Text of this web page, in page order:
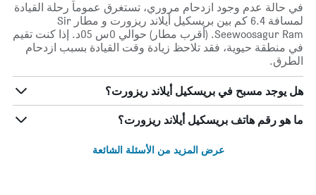
في حالة عدم وجود ازدحام مروري، تستغرق عموماً رحلة القيادة
لمسافة 6.4 كم بين بريسكيل أيلاند ريزورت و مطار Sir
Seewoosagur Ram. (أقرب مطار) حوالي 0س 05د. إذا كنت تقيم
في منطقة حيوية، فقد تلاحظ زيادة وقت القيادة بسبب ازدحام
الطرق.
هل يوجد مسبح في بريسكيل أيلاند ريزورت؟
ما هو رقم هاتف بريسكيل أيلاند ريزورت؟
عرض المزيد من الأسئلة الشائعة